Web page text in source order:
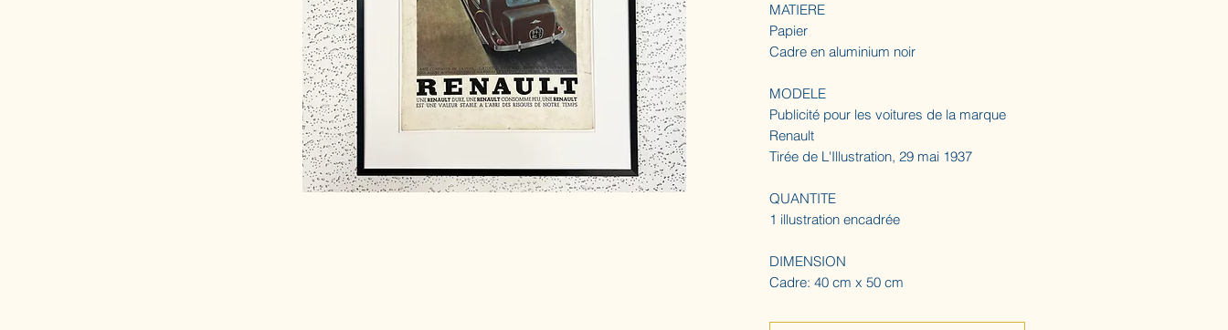
MATIERE
Papier
Cadre en aluminium noir
MODELE
Publicité pour les voitures de la marque
Renault
Tirée de L'Illustration, 29 mai 1937
QUANTITE
1 illustration encadrée
DIMENSION
Cadre: 40 cm x 50 cm